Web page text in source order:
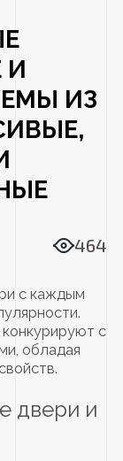
И
ИЗ
464
с каждым
с
обладая
двери и